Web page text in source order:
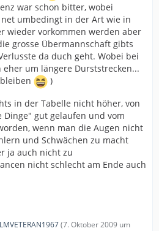
war schon bitter, wobei
umbedingt in der Art wie in
wieder vorkommen werden aber
grosse Übermannschaft gibts
da duch geht. Wobei bei
eher um längere Durststrecken...
)
in der Tabelle nicht höher, von
gut gelaufen und vom
wenn man die Augen nicht
und Schwächen zu macht
ja auch nicht zu
nicht schlecht am Ende auch
(7. Oktober 2009 um